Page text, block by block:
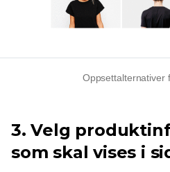
Oppsettalternativer
3. Velg
som skal vises i